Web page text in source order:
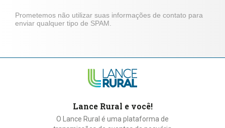
Prometemos não utilizar suas informações de contato para
enviar qualquer tipo de SPAM.
Lance Rural e você!
O Lance Rural é uma plataforma de